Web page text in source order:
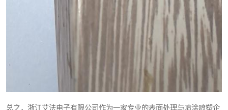
总之，浙江艾法电子有限公司作为一家专业的表面处理与喷涂喷塑企